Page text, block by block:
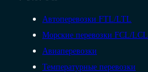
Автоперевозки FTL/LTL
Морские перевозки FCL/LCL
Авиаперевозки
Температурные перевозки